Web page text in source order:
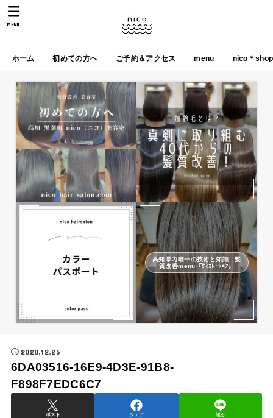
ホーム 初めての方へ ご予約＆アクセス menu nico＊shop
MENU
高知県内唯一の技術と知識 髪
質改善menu『ｹﾐｶﾚｰｼｮﾝ』
2020.12.25
6DA03516-16E9-4D3E-91B8-
F898F7EDC6C7
ポスト シェア 送る